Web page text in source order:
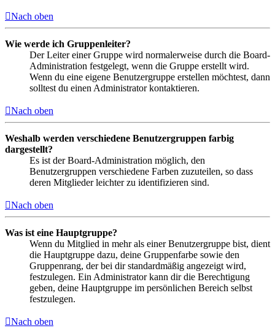
Nach oben
Wie werde ich Gruppenleiter?
Der Leiter einer Gruppe wird normalerweise durch die Board-
Administration festgelegt, wenn die Gruppe erstellt wird.
Wenn du eine eigene Benutzergruppe erstellen möchtest, dann
solltest du einen Administrator kontaktieren.
Nach oben
Weshalb werden verschiedene Benutzergruppen farbig
dargestellt?
Es ist der Board-Administration möglich, den
Benutzergruppen verschiedene Farben zuzuteilen, so dass
deren Mitglieder leichter zu identifizieren sind.
Nach oben
Was ist eine Hauptgruppe?
Wenn du Mitglied in mehr als einer Benutzergruppe bist, dient
die Hauptgruppe dazu, deine Gruppenfarbe sowie den
Gruppenrang, der bei dir standardmäßig angezeigt wird,
festzulegen. Ein Administrator kann dir die Berechtigung
geben, deine Hauptgruppe im persönlichen Bereich selbst
festzulegen.
Nach oben